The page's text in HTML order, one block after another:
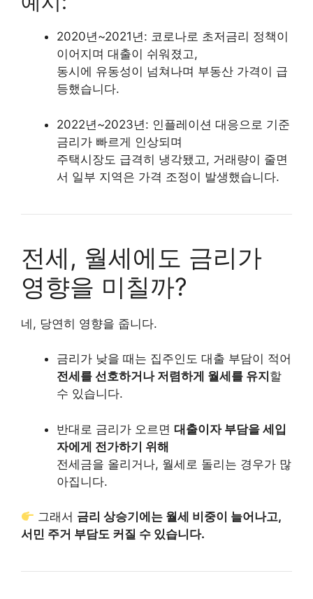
2020년~2021년: 코로나로 초저금리 정책이
이어지며 대출이 쉬워졌고,
동시에 유동성이 넘쳐나며 부동산 가격이 급
등했습니다.
2022년~2023년: 인플레이션 대응으로 기준
금리가 빠르게 인상되며
주택시장도 급격히 냉각됐고, 거래량이 줄면
서 일부 지역은 가격 조정이 발생했습니다.
전세, 월세에도 금리가
영향을 미칠까?
네, 당연히 영향을 줍니다.
금리가 낮을 때는 집주인도 대출 부담이 적어
전세를 선호하거나 저렴하게 월세를 유지 할
수 있습니다.
반대로 금리가 오르면 대출이자 부담을 세입
자에게 전가하기 위해
전세금을 올리거나, 월세로 돌리는 경우가 많
아집니다.
그래서 금리 상승기에는 월세 비중이 늘어나고,
서민 주거 부담도 커질 수 있습니다.